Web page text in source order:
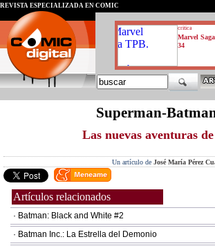
critica
Marvel
34
REVISTA ESPECIALIZADA EN CÓMIC
Superman-
Las nuevas aventuras
Un artículo de José María Pérez
Artículos relacionados
· Batman: Black and White #2
· Batman Inc.: La Estrella del Demonio